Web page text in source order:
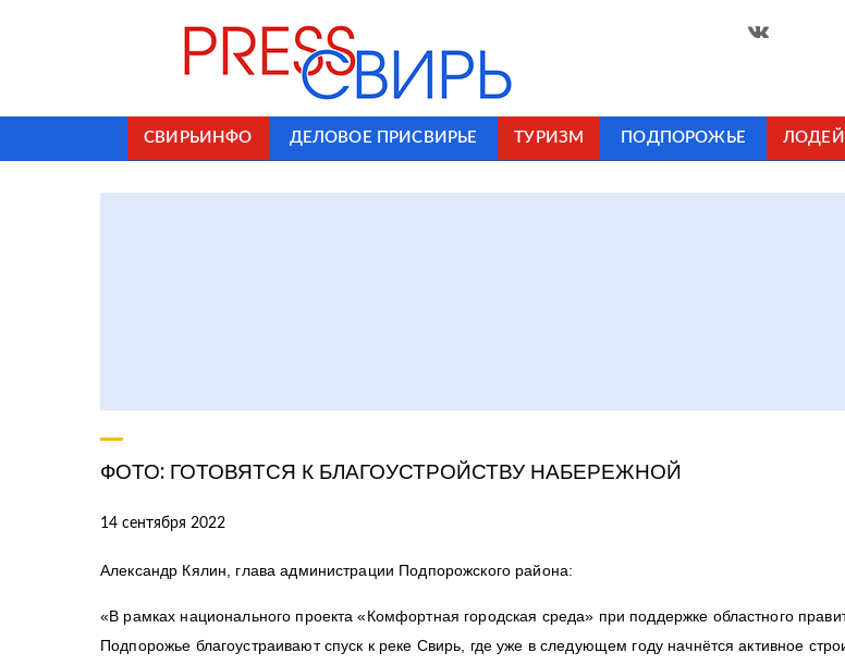
СВИРЬИНФО ДЕЛОВОЕ ПРИСВИРЬЕ ТУРИЗМ ПОДПОРОЖЬЕ
ФОТО: ГОТОВЯТСЯ К БЛАГОУСТРОЙСТВУ НАБЕРЕЖНОЙ
14 сентября 2022
Александр Кялин, глава администрации Подпорожского района:
«В рамках национального проекта «Комфортная городская среда» при поддержке областного
Подпорожье благоустраивают спуск к реке Свирь, где уже в следующем году начнётся активное